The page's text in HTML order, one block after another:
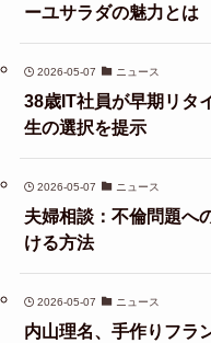
ーユサラダの魅力とは
2026-05-07 ニュース
38歳IT社員が早期リタ
生の選択を提示
2026-05-07 ニュース
夫婦相談：不倫問題へ
ける方法
2026-05-07 ニュース
内山理名、手作りフラ